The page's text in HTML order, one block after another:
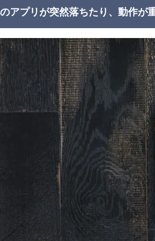
アプリが突然落ちたり、動作が